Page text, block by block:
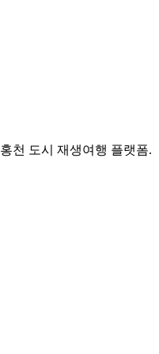
천 도시 재생여행 플랫폼.